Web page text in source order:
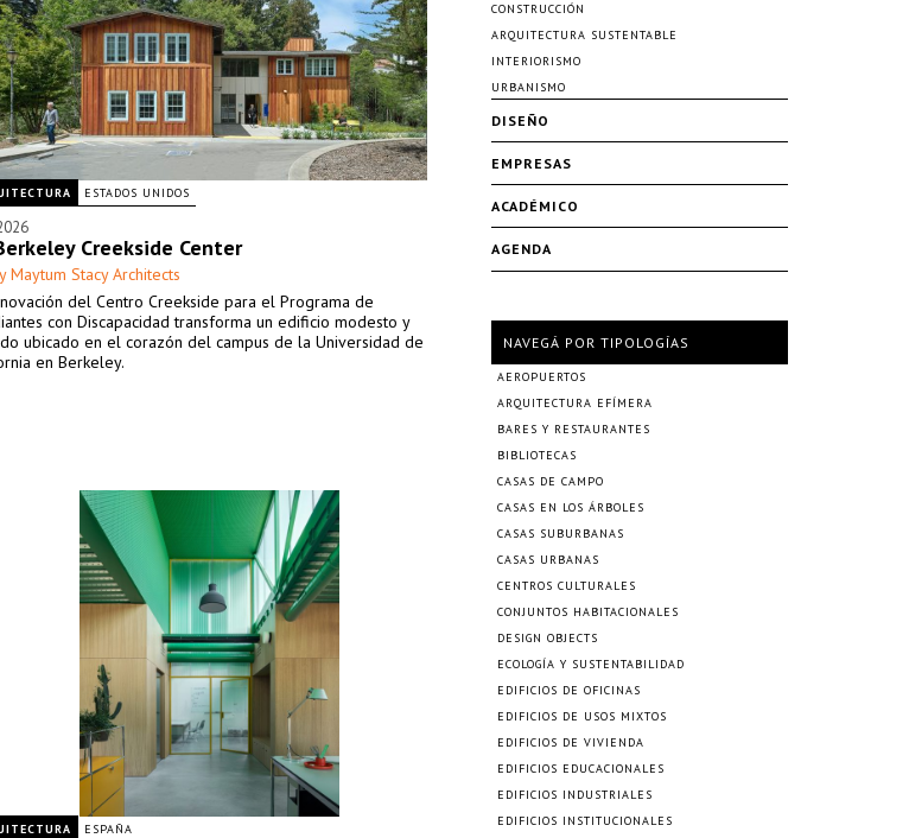
ESTADOS UNIDOS
Creekside Center
Maytum Stacy Architects
del Centro Creekside para el Programa de
con Discapacidad transforma un edificio modesto y
ubicado en el corazón del campus de la Universidad de
en Berkeley.
ESPAÑA
CONSTRUCCIÓN
ARQUITECTURA SUSTENTABLE
INTERIORISMO
URBANISMO
DISEÑO
EMPRESAS
ACADÉMICO
AGENDA
NAVEGÁ POR TIPOLOGÍAS
AEROPUERTOS
ARQUITECTURA EFÍMERA
BARES Y RESTAURANTES
BIBLIOTECAS
CASAS DE CAMPO
CASAS EN LOS ÁRBOLES
CASAS SUBURBANAS
CASAS URBANAS
CENTROS CULTURALES
CONJUNTOS HABITACIONALES
DESIGN OBJECTS
ECOLOGÍA Y SUSTENTABILIDAD
EDIFICIOS DE OFICINAS
EDIFICIOS DE USOS MIXTOS
EDIFICIOS DE VIVIENDA
EDIFICIOS EDUCACIONALES
EDIFICIOS INDUSTRIALES
EDIFICIOS INSTITUCIONALES